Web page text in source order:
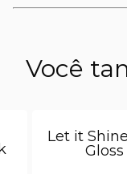
Você
Let it
Gloss